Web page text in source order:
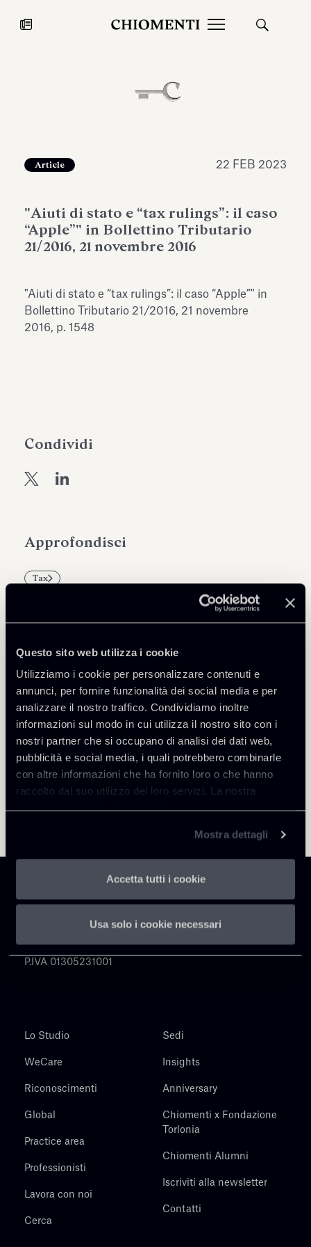
Questo sito web utilizza i cookie
Utilizziamo i cookie per personalizzare contenuti e
annunci, per fornire funzionalità dei social media e per
analizzare il nostro traffico. Condividiamo inoltre
informazioni sul modo in cui utilizza il nostro sito con i
nostri partner che si occupano di analisi dei dati web,
pubblicità e social media, i quali potrebbero combinarle
con altre informazioni che ha fornito loro o che hanno
raccolto dal suo utilizzo dei loro servizi. La nostra
informativa privacy è disponibilequi.
Mostra dettagli
Accetta tutti i cookie
Usa solo i cookie necessari
27 LUG 2026
mostra Marmora Romana
ampliando gli spazi espositivi
dell’Antiquarium di Villa Albani
Torlonia
Leggi tutto
EcoVadis
Approfondisci
Tax
Article 22 FEB 2023
"Aiuti di stato e “tax rulings”: il caso
“Apple”" in Bollettino Tributario
21/2016, 21 novembre 2016
"Aiuti di stato e “tax rulings”: il caso “Apple”" in
Bollettino Tributario 21/2016, 21 novembre
2016, p. 1548
Condividi
Torna agli Insights
P.IVA 01305231001
Lo Studio
WeCare
Riconoscimenti
Global
Practice area
Professionisti
Lavora con noi
Cerca
Sedi
Insights
Anniversary
Chiomenti x Fondazione
Torlonia
Chiomenti Alumni
Iscriviti alla newsletter
Contatti